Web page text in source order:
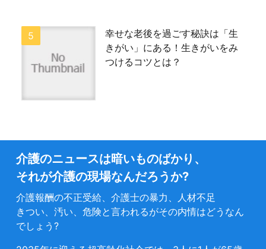
幸せな老後を過ごす秘訣は「生
きがい」にある！生きがいをみ
つけるコツとは？
介護のニュースは暗いものばかり、
それが介護の現場なんだろうか?
介護報酬の不正受給、介護士の暴力、人材不足
きつい、汚い、危険と言われるがその内情はどうなん
でしょう?